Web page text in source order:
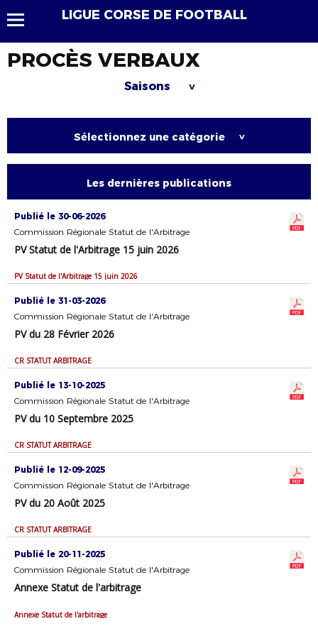
LIGUE CORSE DE FOOTBALL
PROCÈS VERBAUX
Saisons >
Sélectionnez une catégorie >
Les dernières publications
Publié le 30-06-2026
Commission Régionale Statut de l'Arbitrage
PV Statut de l'Arbitrage 15 juin 2026
PV Statut de l'Arbitrage 15 juin 2026
Publié le 31-03-2026
Commission Régionale Statut de l'Arbitrage
PV du 28 Février 2026
CR STATUT ARBITRAGE
Publié le 13-10-2025
Commission Régionale Statut de l'Arbitrage
PV du 10 Septembre 2025
CR STATUT ARBITRAGE
Publié le 12-09-2025
Commission Régionale Statut de l'Arbitrage
PV du 20 Août 2025
CR STATUT ARBITRAGE
Publié le 20-11-2025
Commission Régionale Statut de l'Arbitrage
Annexe Statut de l'arbitrage
Annexe Statut de l'arbitrage